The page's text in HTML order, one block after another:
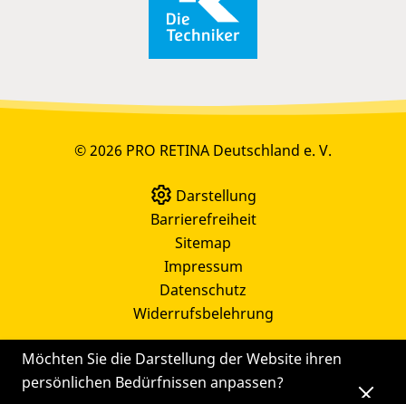
Möchten Sie die Darstellung der Website ihren
persönlichen Bedürfnissen anpassen?
© 2026 PRO RETINA Deutschland e. V.
Darstellung
Barrierefreiheit
Sitemap
Impressum
Datenschutz
Widerrufsbelehrung